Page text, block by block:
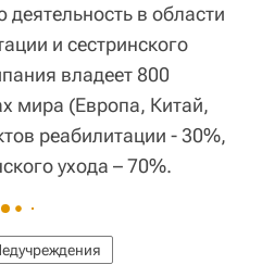
в области
и сестринского
владеет 800
мира (Европа, Китай,
реабилитации - 30%,
ухода – 70%.